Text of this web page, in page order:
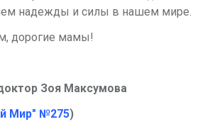
надежды и силы в нашем мире.
дорогие мамы!
Зоя Максумова
Мир" №275)